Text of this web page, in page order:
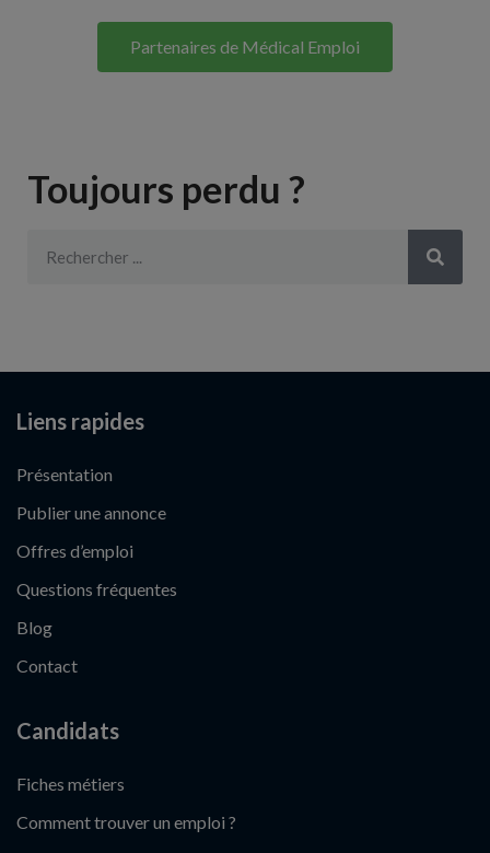
Partenaires de Médical Emploi
Toujours perdu ?
Liens rapides
Présentation
Publier une annonce
Offres d’emploi
Questions fréquentes
Blog
Contact
Candidats
Fiches métiers
Comment trouver un emploi ?